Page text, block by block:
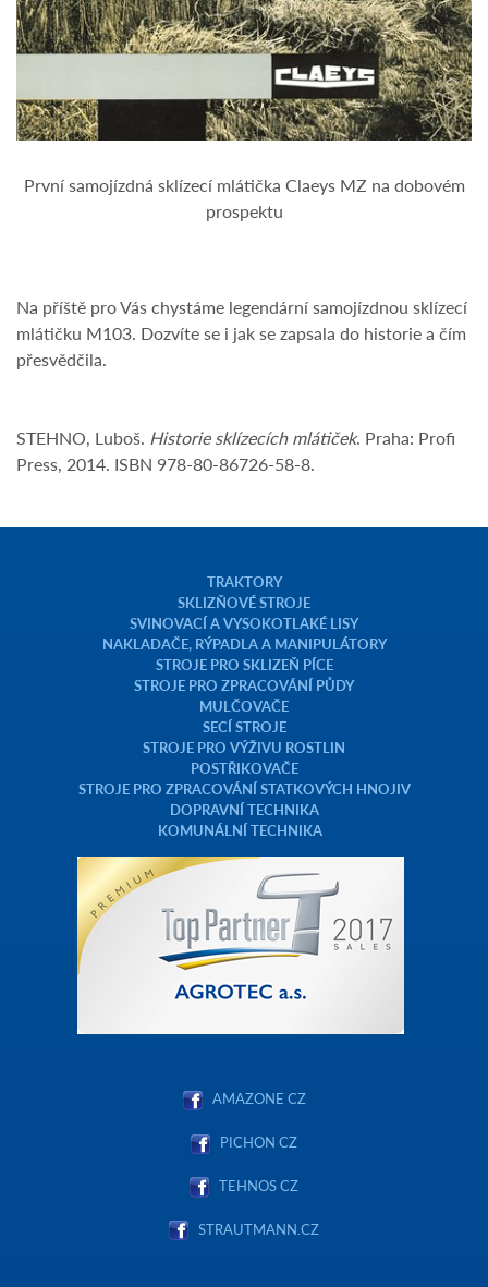
První samojízdná sklízecí mlátička Claeys MZ na dobovém
prospektu
Na příště pro Vás chystáme legendární samojízdnou sklízecí
mlátičku M103. Dozvíte se i jak se zapsala do historie a čím
přesvědčila.
STEHNO, Luboš. Historie sklízecích mlátiček. Praha: Profi
Press, 2014. ISBN 978-80-86726-58-8.
TRAKTORY
SKLIZŇOVÉ STROJE
SVINOVACÍ A VYSOKOTLAKÉ LISY
NAKLADAČE, RÝPADLA A MANIPULÁTORY
STROJE PRO SKLIZEŇ PÍCE
STROJE PRO ZPRACOVÁNÍ PŮDY
MULČOVAČE
SECÍ STROJE
STROJE PRO VÝŽIVU ROSTLIN
POSTŘIKOVAČE
STROJE PRO ZPRACOVÁNÍ STATKOVÝCH HNOJIV
DOPRAVNÍ TECHNIKA
KOMUNÁLNÍ TECHNIKA
AMAZONE CZ
PICHON CZ
TEHNOS CZ
STRAUTMANN.CZ